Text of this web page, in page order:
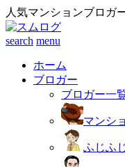
人気マンションブロガ
search menu
ホーム
ブロガー
ブロガー一
マンシ
ふじふ